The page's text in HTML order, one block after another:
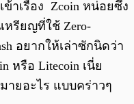
าเรื่อง Zcoin หน่อยซึ่ง
หรียญที่ใช้ Zero-
อยากให้เล่าซักนิดว่า
หรือ Litecoin เนี่ย
ายอะไร แบบคร่าวๆ